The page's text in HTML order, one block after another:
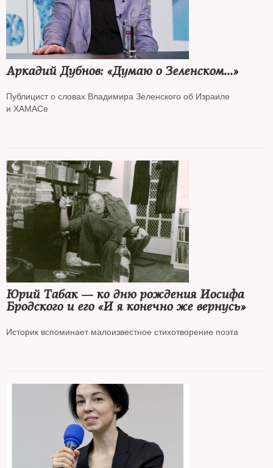
Аркадий Дубнов: «Думаю о Зеленском...»
Публицист о словах Владимира Зеленского об Израиле
и ХАМАСе
Юрий Табак — ко дню рождения Иосифа
Бродского и его «И я конечно же вернусь»
Историк вспоминает малоизвестное стихотворение поэта